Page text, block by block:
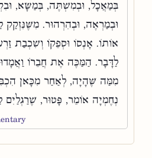
בְּמַאֲכָל, וּבְמִשְׁתֶּה, בְּמַשָּׂא,
וּבְמַרְאֶה, וּבְהִרְהוּר. מִשֶּׁנִּזְקַק
אוֹתוֹ. אָנְסוֹ וּסְפֵקוֹ וְשִׁכְבַת
לַדָּבָר. הַמַּכֶּה אֶת חֲבֵרוֹ
מִמַּה שֶּׁהָיָה, לְאַחַר מִכָּאן
נְחֶמְיָה אוֹמֵר, פָּטוּר, שֶׁרַגְלַיִם